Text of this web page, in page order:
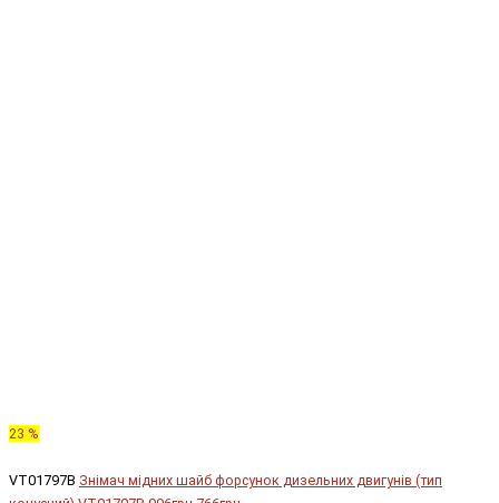
23 %
VT01797B Знімач мідних шайб форсунок дизельних двигунів (тип